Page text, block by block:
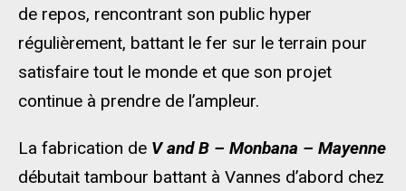
de repos, rencontrant son public hyper
régulièrement, battant le fer sur le terrain pour
satisfaire tout le monde et que son projet
continue à prendre de l’ampleur.
La fabrication de V and B – Monbana – Mayenne
débutait tambour battant à Vannes d’abord chez